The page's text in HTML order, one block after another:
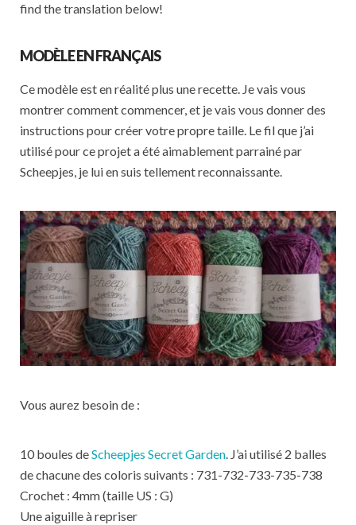
find the translation below!
MODÈLE EN FRANÇAIS
Ce modèle est en réalité plus une recette. Je vais vous
montrer comment commencer, et je vais vous donner des
instructions pour créer votre propre taille. Le fil que j’ai
utilisé pour ce projet a été aimablement parrainé par
Scheepjes, je lui en suis tellement reconnaissante.
Vous aurez besoin de :
10 boules deScheepjes Secret Garden. J’ai utilisé 2 balles
de chacune des coloris suivants : 731-732-733-735-738
Crochet : 4mm (taille US : G)
Une aiguille à repriser